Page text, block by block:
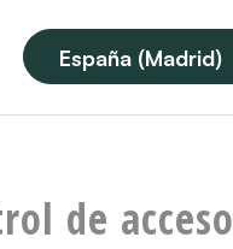
de acceso